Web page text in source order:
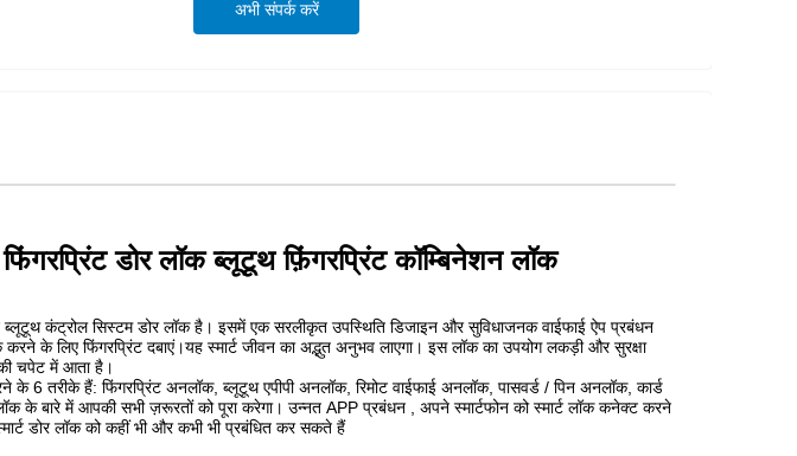
अभी संपर्क करें
डोर लॉक ब्लूटूथ फ़िंगरप्रिंट कॉम्बिनेशन लॉक
ब्लूटूथ कंट्रोल सिस्टम डोर लॉक है। इसमें एक सरलीकृत उपस्थिति डिजाइन और सुविधाजनक वाईफाई ऐप प्रबंधन
के लिए फिंगरप्रिंट दबाएं।यह स्मार्ट जीवन का अद्भुत अनुभव लाएगा। इस लॉक का उपयोग लकड़ी और सुरक्षा
चपेट में आता है।
6 तरीके हैं: फिंगरप्रिंट अनलॉक, ब्लूटूथ एपीपी अनलॉक, रिमोट वाईफाई अनलॉक, पासवर्ड / पिन अनलॉक, कार्ड
बारे में आपकी सभी ज़रूरतों को पूरा करेगा। उन्नत APP प्रबंधन , अपने स्मार्टफोन को स्मार्ट लॉक कनेक्ट करने
डोर लॉक को कहीं भी और कभी भी प्रबंधित कर सकते हैं